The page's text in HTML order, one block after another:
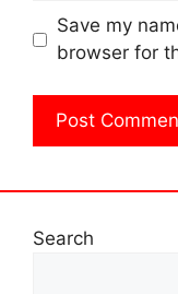
Save my
browser for
Search